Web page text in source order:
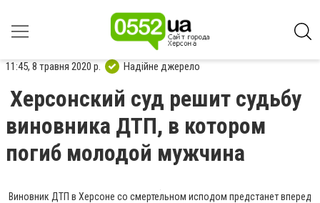
11:45, 8 травня 2020 р. Надійне джерело
Херсонский суд решит судьбу
виновника ДТП, в котором
погиб молодой мужчина
Виновник ДТП в Херсоне со смертельном исподом предстанет вперед